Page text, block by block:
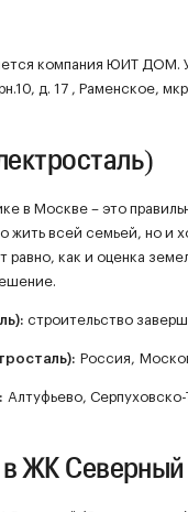
компания ЮИТ ДОМ.
д. 17 , Раменское,
в Москве – это
жить всей семьей, но и
как и оценка
: строительство
Россия,
Алтуфьево,
в ЖК